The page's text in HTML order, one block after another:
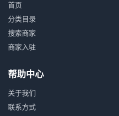
首页
分类目录
搜索商家
商家入驻
帮助中心
关于我们
联系方式